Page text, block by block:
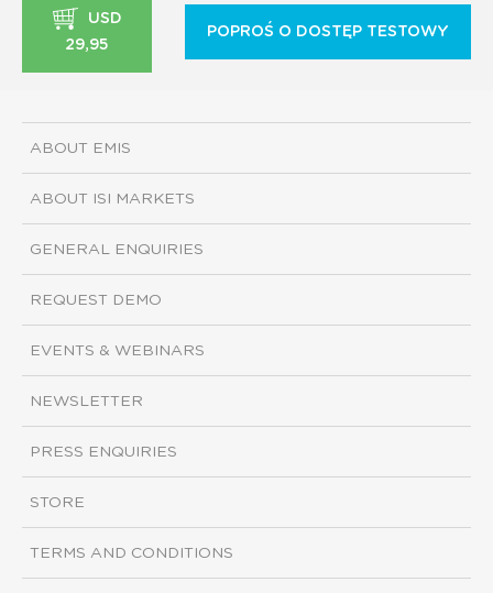
USD
29,95
POPROŚ O DOSTĘP TESTOWY
ABOUT EMIS
ABOUT ISI MARKETS
GENERAL ENQUIRIES
REQUEST DEMO
EVENTS & WEBINARS
NEWSLETTER
PRESS ENQUIRIES
STORE
TERMS AND CONDITIONS